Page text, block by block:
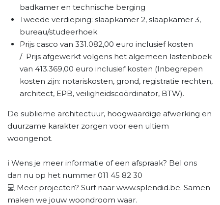
badkamer en technische berging
Tweede verdieping: slaapkamer 2, slaapkamer 3,
bureau/studeerhoek
Prijs casco van 331.082,00 euro inclusief kosten
/ Prijs afgewerkt volgens het algemeen lastenboek
van 413.369,00 euro inclusief kosten (Inbegrepen
kosten zijn: notariskosten, grond, registratie rechten,
architect, EPB, veiligheidscoördinator, BTW).
De sublieme architectuur, hoogwaardige afwerking en
duurzame karakter zorgen voor een ultiem
woongenot.
ℹ️ Wens je meer informatie of een afspraak? Bel ons
dan nu op het nummer 011 45 82 30
💻 Meer projecten? Surf naar www.splendid.be. Samen
maken we jouw woondroom waar.